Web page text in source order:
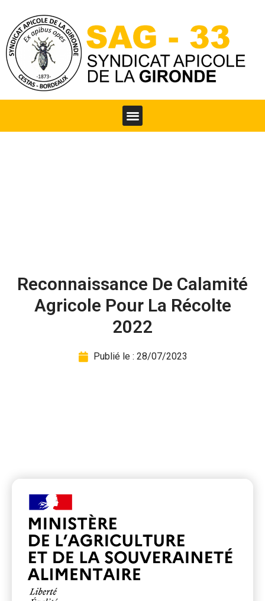
Reconnaissance De Calamité
Agricole Pour La Récolte
2022
Publié le : 28/07/2023